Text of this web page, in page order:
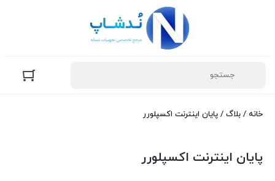
خانه / بلاگ / پایان اینترنت اکسپلورر
پایان اینترنت اکسپلورر